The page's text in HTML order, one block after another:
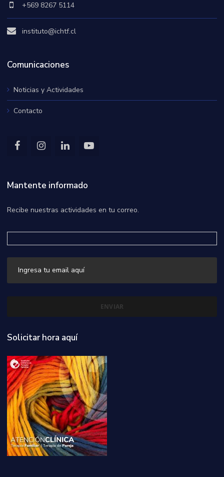
+569 8267 5114
instituto@ichtf.cl
Comunicaciones
Noticias y Actividades
Contacto
Mantente informado
Recibe nuestras actividades en tu correo.
Solicitar hora aquí